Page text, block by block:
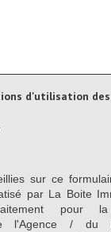
d'utilisation des
sur ce
par La Boite
pour
l'Agence / du